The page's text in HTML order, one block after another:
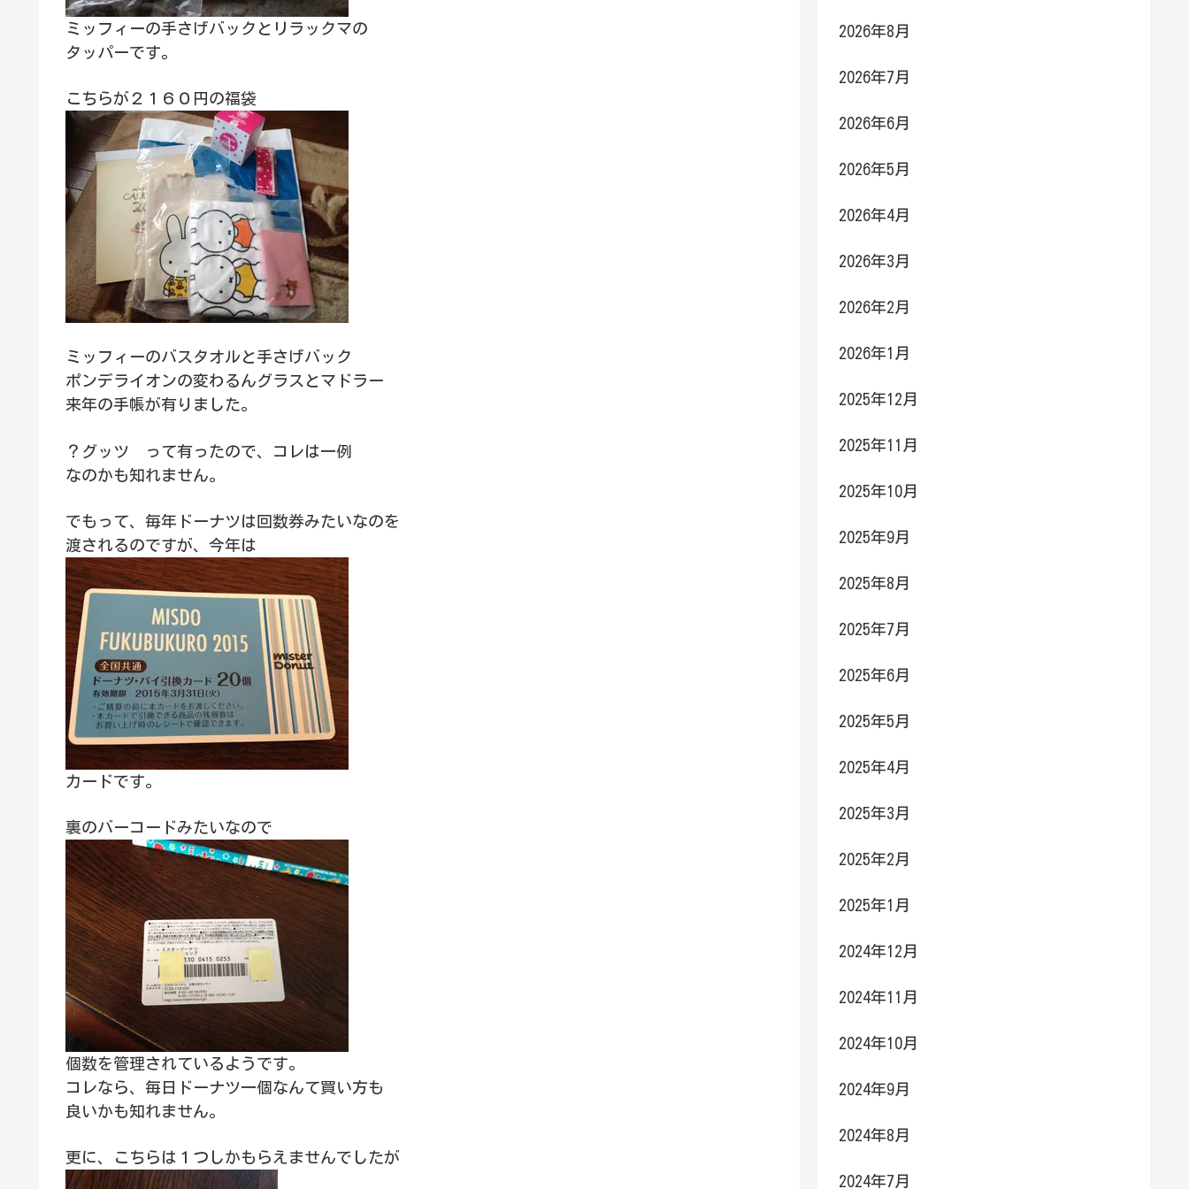
ミッフィーの手さげバックとリラックマの
タッパーです。
こちらが２１６０円の福袋
ミッフィーのバスタオルと手さげバック
ポンデライオンの変わるんグラスとマドラー
来年の手帳が有りました。
？グッツ って有ったので、コレは一例
なのかも知れません。
でもって、毎年ドーナツは回数券みたいなのを
渡されるのですが、今年は
カードです。
裏のバーコードみたいなので
個数を管理されているようです。
コレなら、毎日ドーナツ一個なんて買い方も
良いかも知れません。
更に、こちらは１つしかもらえませんでしたが
2026年8月
2026年7月
2026年6月
2026年5月
2026年4月
2026年3月
2026年2月
2026年1月
2025年12月
2025年11月
2025年10月
2025年9月
2025年8月
2025年7月
2025年6月
2025年5月
2025年4月
2025年3月
2025年2月
2025年1月
2024年12月
2024年11月
2024年10月
2024年9月
2024年8月
2024年7月